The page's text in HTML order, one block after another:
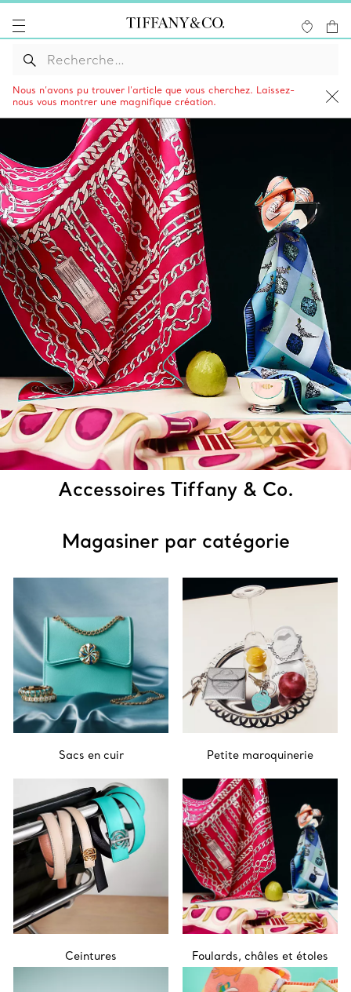
Nous n’avons pu trouver l’article que vous cherchez. Laissez-
nous vous montrer une magnifique création.
Accessoires Tiffany & Co.
Magasiner par catégorie
Sacs en cuir Petite maroquinerie
Ceintures Foulards, châles et étoles